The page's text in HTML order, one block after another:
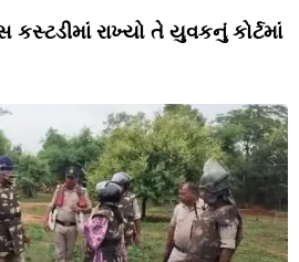
રાખ્યો તે યુવકનું કોર્ટમાં